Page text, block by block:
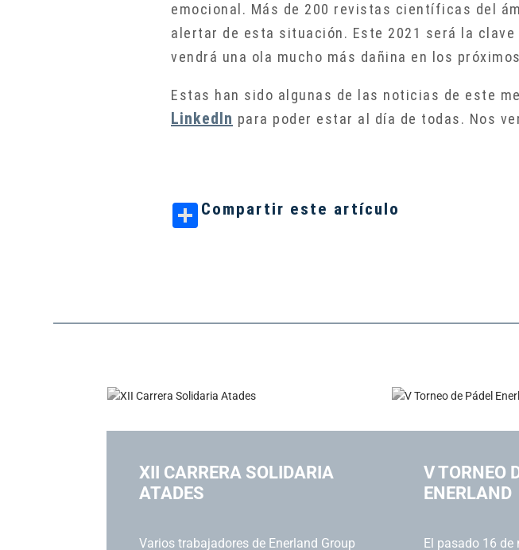
emocional. Más de 200 revistas científicas del
alertar de esta situación. Este 2021 será la
vendrá una ola mucho más dañina en los
Estas han sido algunas de las noticias de este
LinkedIn para poder estar al día de todas. Nos
Compartir este artículo
XII CARRERA SOLIDARIA
ATADES
Varios trabajadores de Enerland Group
V TORNEO
ENERLAND
El pasado 16 de